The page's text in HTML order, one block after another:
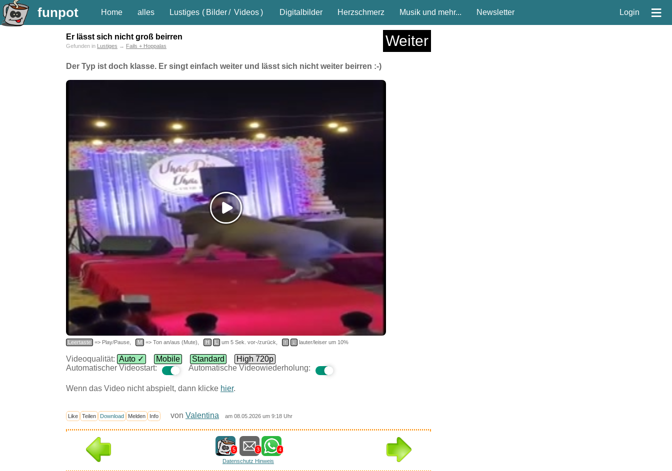
funpot Home alles Lustiges ( Bilder/ Videos) Digitalbilder Herzschmerz Musik und mehr... Newsletter Login ≡
Er lässt sich nicht groß beirren Weiter
Gefunden in Lustiges → Fails + Hoppalas
Der Typ ist doch klasse. Er singt einfach weiter und lässt sich nicht weiter beirren :-)
Leertaste => Play/Pause, M => Ton an/aus (Mute), H L um 5 Sek. vor-/zurück, ↑ ↓ lauter/leiser um 10%
Videoqualität: Auto ✓ Mobile Standard
High 720p
Automatischer Videostart:
Automatische Videowiederholung:
Wenn das Video nicht abspielt, dann klicke hier.
Like Teilen Download Melden Info von Valentina am 08.05.2026 um 9:18 Uhr
5 3
4
Datenschutz Hinweis